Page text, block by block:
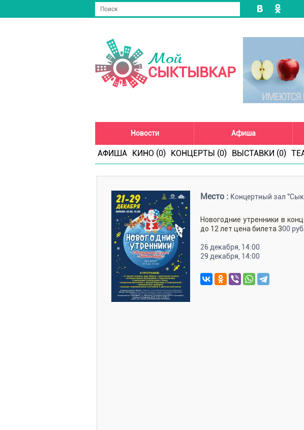
Мой
СЫКТЫВКАР
Новости Афиша
АФИША КИНО (0) КОНЦЕРТЫ (0) ВЫСТАВКИ (0)
Место : Концертный зал
Новогодние утренники в
до 12 лет цена билета 300
26 декабря, 14:00
29 декабря, 14:00